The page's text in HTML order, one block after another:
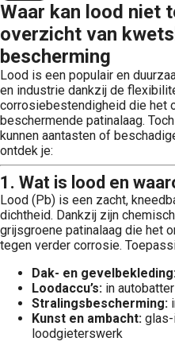
Waar kan lood niet
overzicht van
bescherming
Lood is een populair en
en industrie dankzij de
corrosiebestendigheid die het
beschermende patinalaag.
kunnen aantasten of
ontdek je:
1. Wat is lood en
Lood (Pb) is een zacht,
dichtheid. Dankzij zijn
grijsgroene patinalaag die het
tegen verder corrosie.
Dak- en
Loodaccu’s: in
Stralingsbescherming:
Kunst en ambacht:
loodgieterswerk